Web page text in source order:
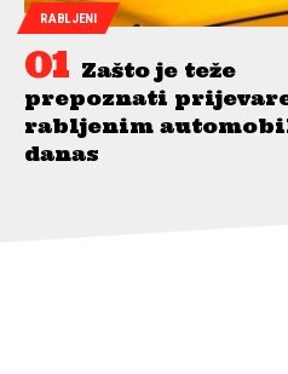
RABLJENI
Zašto je teže
prepoznati
rabljenim
danas